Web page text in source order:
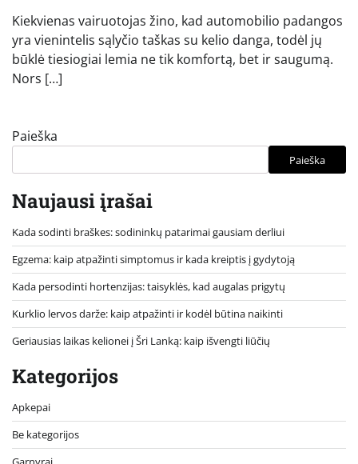
Kiekvienas vairuotojas žino, kad automobilio padangos
yra vienintelis sąlyčio taškas su kelio danga, todėl jų
būklė tiesiogiai lemia ne tik komfortą, bet ir saugumą.
Nors […]
Paieška
Paieška
Naujausi įrašai
Kada sodinti braškes: sodininkų patarimai gausiam derliui
Egzema: kaip atpažinti simptomus ir kada kreiptis į gydytoją
Kada persodinti hortenzijas: taisyklės, kad augalas prigytų
Kurklio lervos darže: kaip atpažinti ir kodėl būtina naikinti
Geriausias laikas kelionei į Šri Lanką: kaip išvengti liūčių
Kategorijos
Apkepai
Be kategorijos